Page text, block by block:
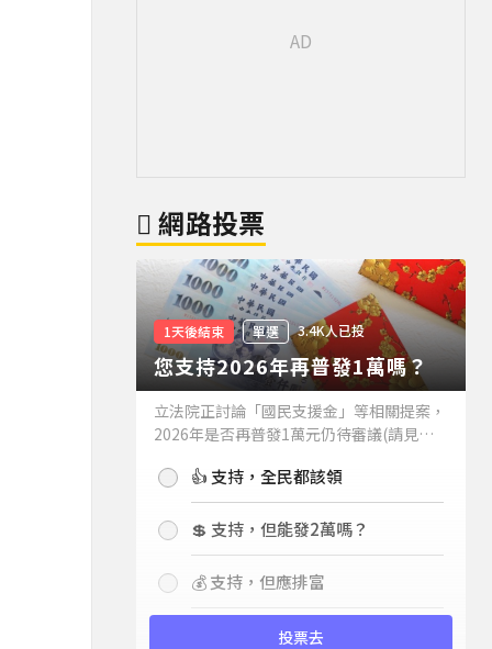
網路投票
1天後結束 單選 3.4K人已投
您支持2026年再普發1萬嗎？
立法院正討論「國民支援金」等相關提案，
2026年是否再普發1萬元仍待審議(請見下
持嗎？👍 支持，全民都該領
💲 支持，但能發2萬嗎？
💰 支持，但應排富
投票去